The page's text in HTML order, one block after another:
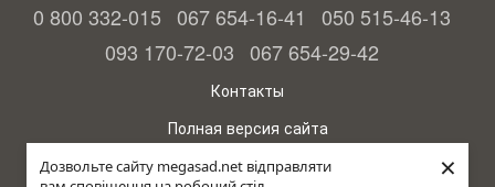
Дозвольте сайту megasad.net відправляти
×
0 800 332-015 067 654-16-41
050 515-46-13
093 170-72-03 067 654-29-42
Контакты
Полная версия сайта
© 2015—2026